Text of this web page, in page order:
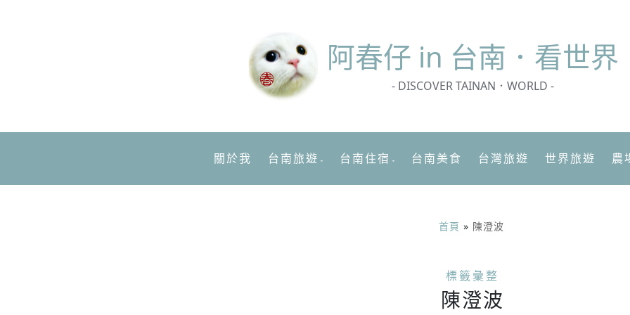
阿春仔 in 台南．看世界
- DISCOVER TAINAN．WORLD -
關於我 台南旅遊 台南住宿 台南美食 台灣旅遊 世界旅遊 農
首頁 » 陳澄波
標籤彙整
陳澄波